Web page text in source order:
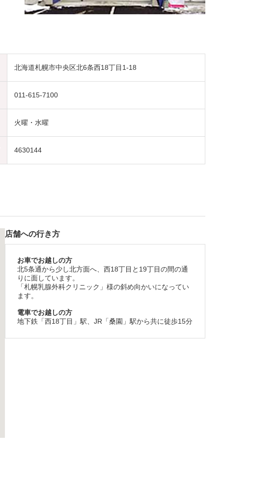
北海道札幌市中央区北6条西18丁目1-18
011-615-7100
火曜・水曜
4630144
店舗への行き方
お車でお越しの方
北5条通から少し北方面へ、西18丁目と19丁目の間の通
りに面しています。
「札幌乳腺外科クリニック」様の斜め向かいになってい
ます。
電車でお越しの方
地下鉄「西18丁目」駅、JR「桑園」駅から共に徒歩15分